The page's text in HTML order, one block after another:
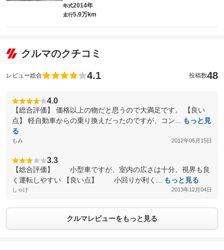
年式2014年
走行5.9万km
クルマのクチコミ
レビュー総合 4.1 投稿数48
4.0
【総合評価】 価格以上の物だと思うので大満足です。 【良い
点】 軽自動車からの乗り換えだったのですが、コン...
もっと見
る
もみ 2012年05月15日
3.3
【総合評価】 小型車ですが、室内の広さは十分。視界も良
く運転しやすい 【良い点】 小回りが利く...
もっと見る
しゃけ 2013年12月04日
クルマレビューをもっと見る